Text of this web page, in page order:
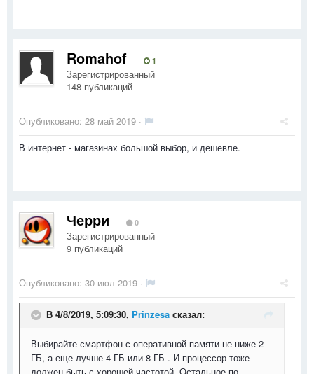
Romahof 1
Зарегистрированный
148 публикаций
Опубликовано: 28 май 2019 ·
В интернет - магазинах большой выбор, и дешевле.
Черри 0
Зарегистрированный
9 публикаций
Опубликовано: 30 июл 2019 ·
В 4/8/2019, 5:09:30, Prinzesa сказал:
Выбирайте смартфон с оперативной памяти не ниже 2
ГБ, а еще лучше 4 ГБ или 8 ГБ . И процессор тоже